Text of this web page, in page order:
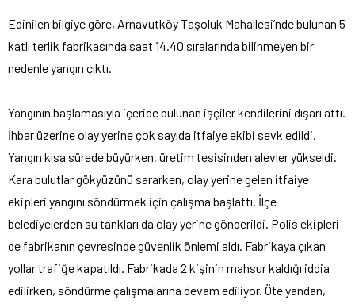
Edinilen bilgiye göre, Arnavutköy Taşoluk Mahallesi’nde bulunan 5
katlı terlik fabrikasında saat 14.40 sıralarında bilinmeyen bir
nedenle yangın çıktı.
Yangının başlamasıyla içeride bulunan işçiler kendilerini dışarı attı.
İhbar üzerine olay yerine çok sayıda itfaiye ekibi sevk edildi.
Yangın kısa sürede büyürken, üretim tesisinden alevler yükseldi.
Kara bulutlar gökyüzünü sararken, olay yerine gelen itfaiye
ekipleri yangını söndürmek için çalışma başlattı. İlçe
belediyelerden su tankları da olay yerine gönderildi. Polis ekipleri
de fabrikanın çevresinde güvenlik önlemi aldı. Fabrikaya çıkan
yollar trafiğe kapatıldı. Fabrikada 2 kişinin mahsur kaldığı iddia
edilirken, söndürme çalışmalarına devam ediliyor. Öte yandan,